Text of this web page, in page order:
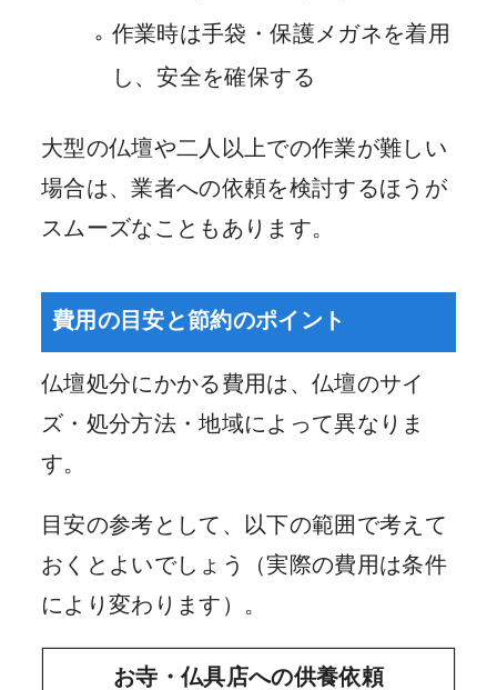
作業時は手袋・保護メガネを着用
し、安全を確保する
大型の仏壇や二人以上での作業が難しい
場合は、業者への依頼を検討するほうが
スムーズなこともあります。
費用の目安と節約のポイント
仏壇処分にかかる費用は、仏壇のサイ
ズ・処分方法・地域によって異なりま
す。
目安の参考として、以下の範囲で考えて
おくとよいでしょう（実際の費用は条件
により変わります）。
お寺・仏具店への供養依頼